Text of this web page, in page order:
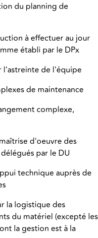
du planning de
à effectuer au jour
établi par le DPx
l'astreinte de l'équipe
de maintenance
complexe,
d'oeuvre des
par le DU
technique auprès de
la logistique des
du matériel (excepté les
la gestion est à la